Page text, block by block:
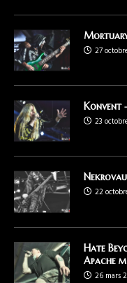
27
Konvent
23
22
Hate
Apache
26 mars